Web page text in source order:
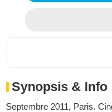
Synopsis & Info
Septembre 2011, Paris.